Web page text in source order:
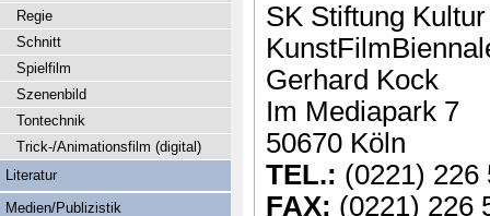
SK Stiftung Kultur
Gerhard Kock
Im Mediapark 7
50670 Köln
TEL.: (0221) 226
FAX: (0221) 226
Regie
Schnitt
Spielfilm
Szenenbild
Tontechnik
Trick-/Animationsfilm (digital)
Literatur
Medien/Publizistik